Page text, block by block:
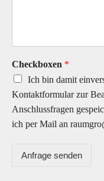
Checkboxen *
Ich bin damit
Kontaktformular zur
Anschlussfragen
ich per Mail an
Anfrage senden